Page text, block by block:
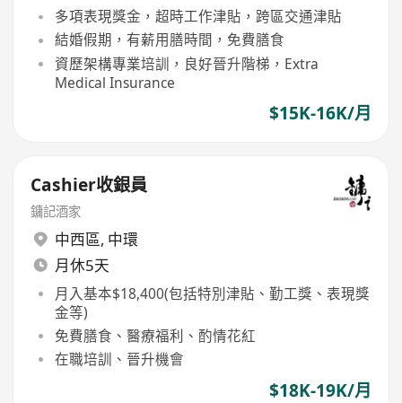
多項表現獎金，超時工作津貼，跨區交通津貼
結婚假期，有薪用膳時間，免費膳食
資歷架構專業培訓，良好晉升階梯，Extra
Medical Insurance
$15K-16K/月
Cashier收銀員
鏞記酒家
中西區, 中環
月休5天
月入基本$18,400(包括特別津貼、勤工獎、表現獎
金等)
免費膳食、醫療福利、酌情花紅
在職培訓、晉升機會
$18K-19K/月